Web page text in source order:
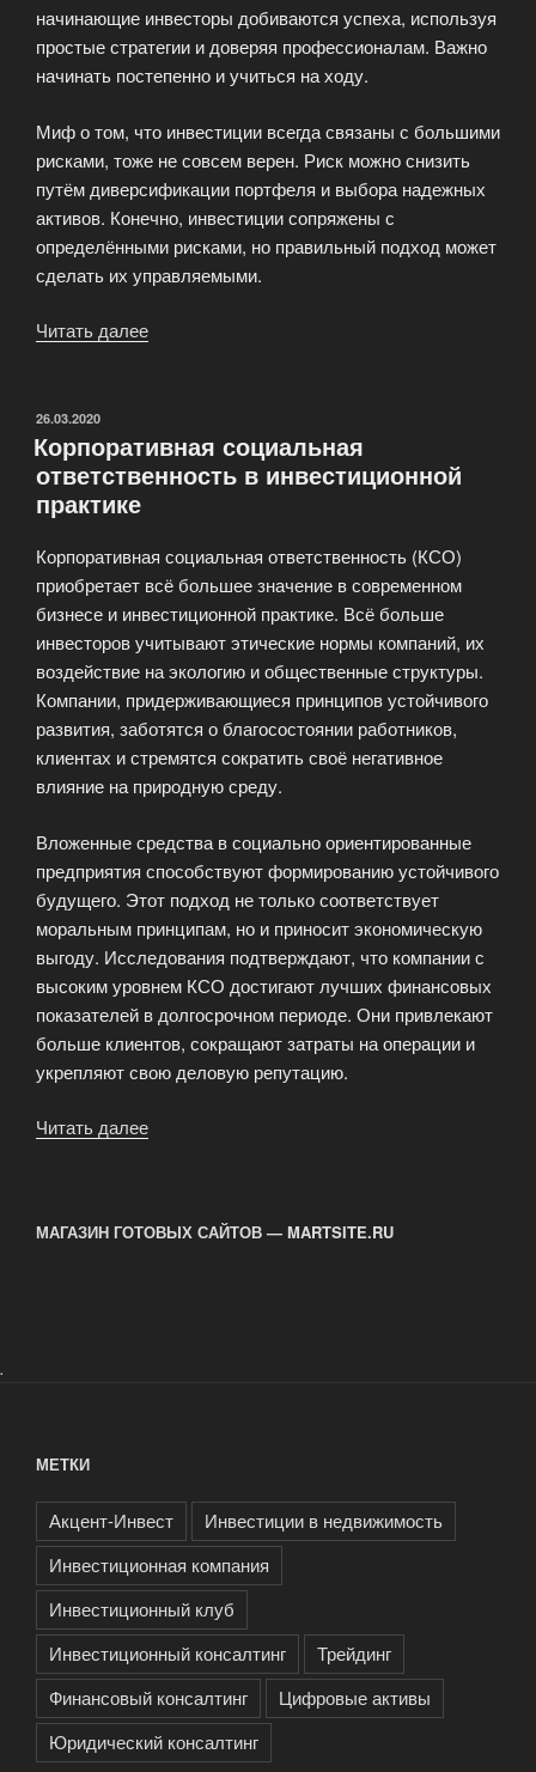
начинающие инвесторы добиваются успеха, используя
простые стратегии и доверяя профессионалам. Важно
начинать постепенно и учиться на ходу.
Миф о том, что инвестиции всегда связаны с большими
рисками, тоже не совсем верен. Риск можно снизить
путём диверсификации портфеля и выбора надежных
активов. Конечно, инвестиции сопряжены с
определёнными рисками, но правильный подход может
сделать их управляемыми.
Читать далее
мира»
ОПУБЛИКОВАНО
26.03.2020
Корпоративная социальная
ответственность в инвестиционной
практике
Корпоративная социальная ответственность (КСО)
приобретает всё большее значение в современном
бизнесе и инвестиционной практике. Всё больше
инвесторов учитывают этические нормы компаний, их
воздействие на экологию и общественные структуры.
Компании, придерживающиеся принципов устойчивого
развития, заботятся о благосостоянии работников,
клиентах и стремятся сократить своё негативное
влияние на природную среду.
Вложенные средства в социально ориентированные
предприятия способствуют формированию устойчивого
будущего. Этот подход не только соответствует
моральным принципам, но и приносит экономическую
выгоду. Исследования подтверждают, что компании с
высоким уровнем КСО достигают лучших финансовых
показателей в долгосрочном периоде. Они привлекают
больше клиентов, сокращают затраты на операции и
укрепляют свою деловую репутацию.
Читать далее
инвестиционной
МАГАЗИН ГОТОВЫХ САЙТОВ — MARTSITE.RU
.
МЕТКИ
Акцент-Инвест
Инвестиции в недвижимость
Инвестиционная компания
Инвестиционный клуб
Инвестиционный консалтинг
Трейдинг
Финансовый консалтинг
Цифровые активы
Юридический консалтинг